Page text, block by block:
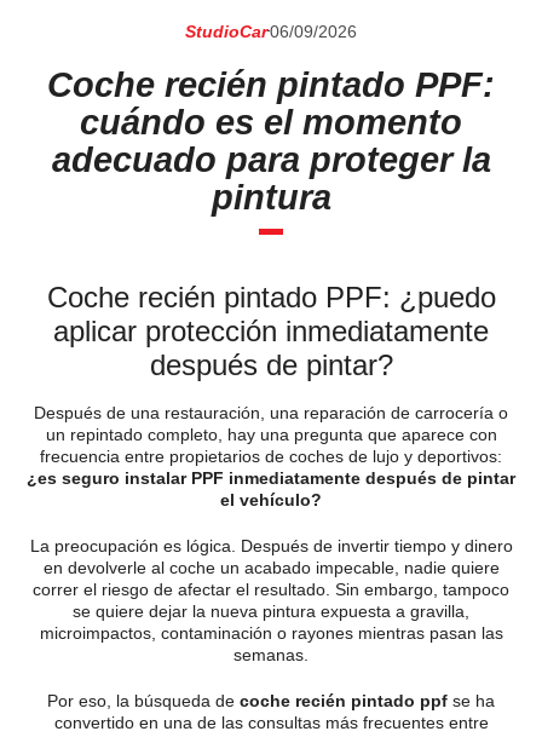
StudioCar06/09/2026
Coche recién pintado PPF:
cuándo es el momento
adecuado para proteger la
pintura
Coche recién pintado PPF: ¿puedo
aplicar protección inmediatamente
después de pintar?
Después de una restauración, una reparación de carrocería o
un repintado completo, hay una pregunta que aparece con
frecuencia entre propietarios de coches de lujo y deportivos:
¿es seguro instalar PPF inmediatamente después de pintar
el vehículo?
La preocupación es lógica. Después de invertir tiempo y dinero
en devolverle al coche un acabado impecable, nadie quiere
correr el riesgo de afectar el resultado. Sin embargo, tampoco
se quiere dejar la nueva pintura expuesta a gravilla,
microimpactos, contaminación o rayones mientras pasan las
semanas.
Por eso, la búsqueda de coche recién pintado ppf se ha
convertido en una de las consultas más frecuentes entre